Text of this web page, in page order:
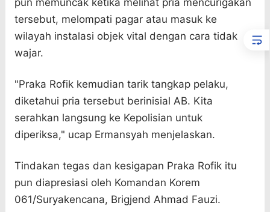
pun memuncak ketika melihat pria mencurigakan
tersebut, melompati pagar atau masuk ke
wilayah instalasi objek vital dengan cara tidak
wajar.
"Praka Rofik kemudian tarik tangkap pelaku,
diketahui pria tersebut berinisial AB. Kita
serahkan langsung ke Kepolisian untuk
diperiksa," ucap Ermansyah menjelaskan.
Tindakan tegas dan kesigapan Praka Rofik itu
pun diapresiasi oleh Komandan Korem
061/Suryakencana, Brigjend Ahmad Fauzi.